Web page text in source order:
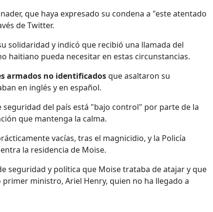
que haya expresado su condena a "este atentado
de Twitter.
solidaridad y indicó que recibió una llamada del
haitiano pueda necesitar en estas circunstancias.
armados no identificadosque asaltaron su
en inglés y en español.
del país está "bajo control" por parte de la
que mantenga la calma.
vacías, tras el magnicidio, y la Policía
la residencia de Moise.
seguridad y política que Moise trataba de atajar y que
ministro, Ariel Henry, quien no ha llegado a